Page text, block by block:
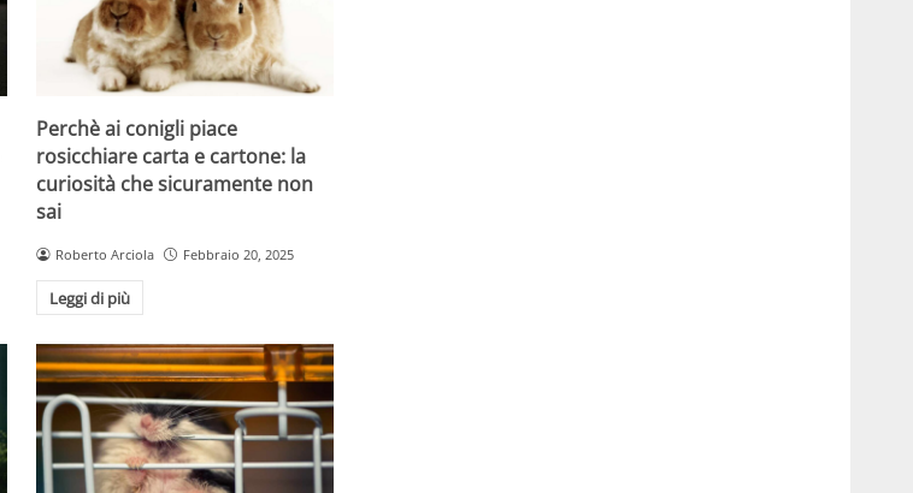
Perchè ai conigli piace
rosicchiare carta e cartone: la
curiosità che sicuramente non
sai
Roberto Arciola Febbraio 20, 2025
Leggi di più